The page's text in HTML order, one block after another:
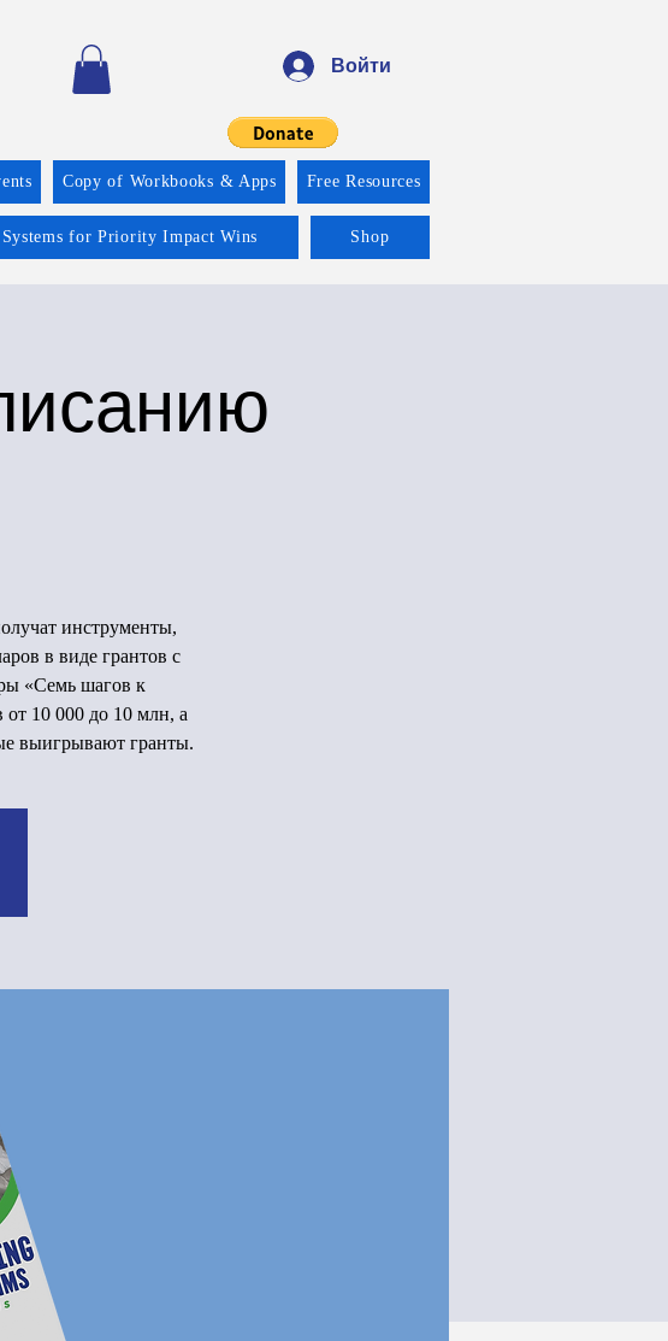
Войти
Copy of Workbooks & Apps Free Resources
for Priority Impact Wins Shop
инструменты,
в виде грантов с
«Семь шагов к
от 10 000 до 10 млн, а
выигрывают гранты.